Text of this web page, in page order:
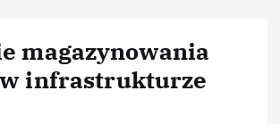
magazynowania
infrastrukturze